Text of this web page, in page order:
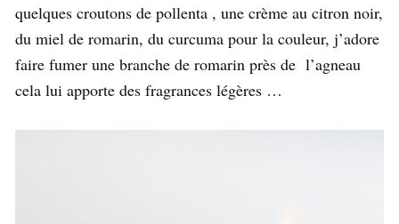
quelques croutons de pollenta , une crème au citron noir,
du miel de romarin, du curcuma pour la couleur, j’adore
faire fumer une branche de romarin près de l’agneau
cela lui apporte des fragrances légères …